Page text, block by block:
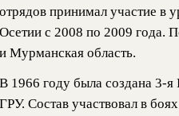
отрядов принимал участие в
Осетии с 2008 по 2009 года.
и Мурманская область.
В 1966 году была создана 3-я
ГРУ. Состав участвовал в